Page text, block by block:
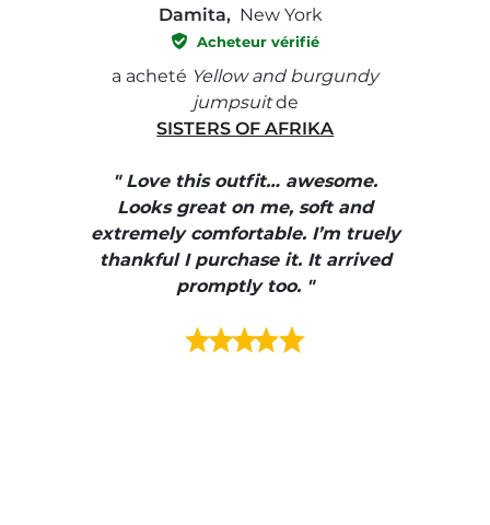
Damita, New York
Acheteur vérifié
a acheté Yellow and burgundy
jumpsuitde
SISTERS OF AFRIKA
" Love this outfit… awesome.
Looks great on me, soft and
extremely comfortable. I’m truely
thankful I purchase it. It arrived
promptly too. "